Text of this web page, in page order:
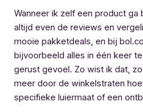
Wanneer ik zelf een product ga
altijd even de reviews en
mooie pakketdeals, en bij
bijvoorbeeld alles in één keer
gerust gevoel. Zo wist ik dat,
meer door de winkelstraten
specifieke luiermaat of een